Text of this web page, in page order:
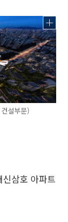
설부문)
삼호 아파트